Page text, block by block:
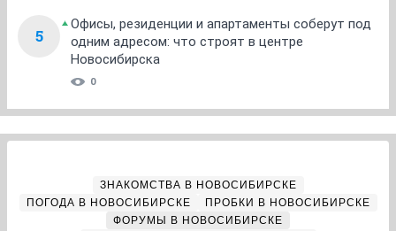
5
Офисы, резиденции и апартаменты соберут под
одним адресом: что строят в центре
Новосибирска
0
ЗНАКОМСТВА В НОВОСИБИРСКЕ
ПОГОДА В НОВОСИБИРСКЕ
ПРОБКИ В НОВОСИБИРСКЕ
ФОРУМЫ В НОВОСИБИРСКЕ